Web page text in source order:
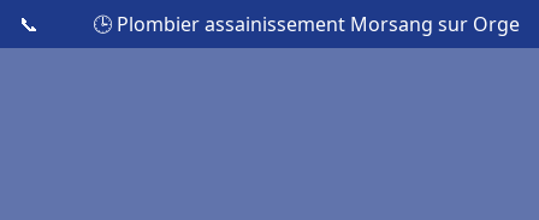
📞 🕒 Plombier assainissement Morsang sur Orge